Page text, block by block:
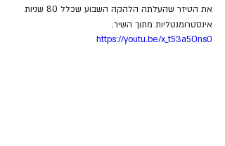
את הטיזר שהעלתה הלהקה השבוע שכלל 80 שניות
אינסטרומנטליות מתוך השיר.
https://youtu.be/x_t53a5Ons0